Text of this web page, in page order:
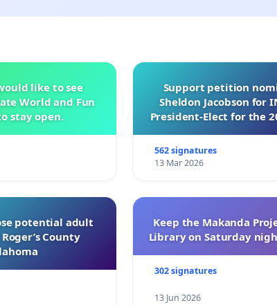
like to see
World and Fun
stay open.
Support petition
Sheldon Jacobson for
President-Elect for the
562 signatures
13 Mar 2026
potential adult
County
Keep the Makanda
Library on Saturday
302 signatures
13 Jun 2026